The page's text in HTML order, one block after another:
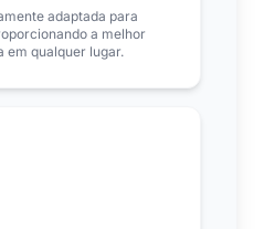
adaptada para
a melhor
em qualquer lugar.